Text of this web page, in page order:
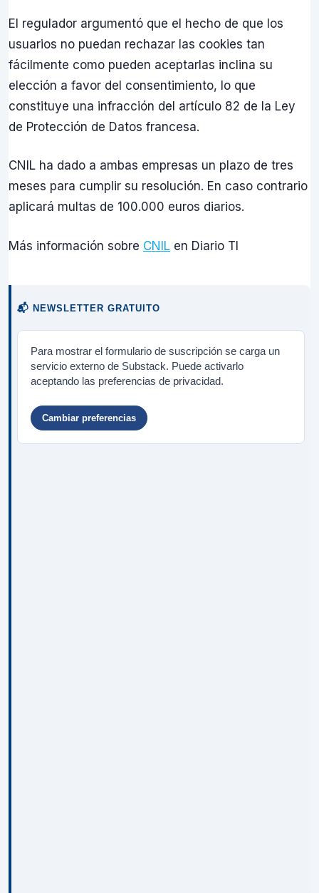
El regulador argumentó que el hecho de que los
usuarios no puedan rechazar las cookies tan
fácilmente como pueden aceptarlas inclina su
elección a favor del consentimiento, lo que
constituye una infracción del artículo 82 de la Ley
de Protección de Datos francesa.
CNIL ha dado a ambas empresas un plazo de tres
meses para cumplir su resolución. En caso contrario
aplicará multas de 100.000 euros diarios.
Más información sobre CNIL en Diario TI
📬 NEWSLETTER GRATUITO
Para mostrar el formulario de suscripción se carga un
servicio externo de Substack. Puede activarlo
aceptando las preferencias de privacidad.
Cambiar preferencias